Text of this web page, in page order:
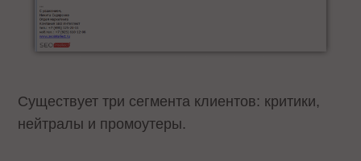
Существует три сегмента клиентов: критики,
нейтралы и промоутеры.